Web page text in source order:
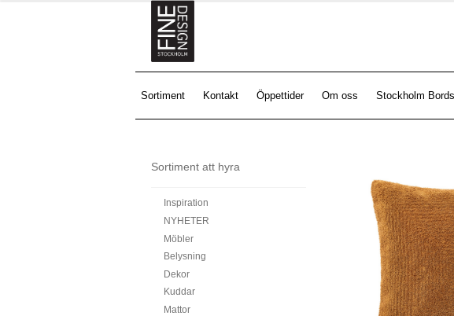
Sortiment Kontakt Öppettider Om oss Stockholm
Sortiment att hyra
Inspiration
NYHETER
Möbler
Belysning
Dekor
Kuddar
Mattor